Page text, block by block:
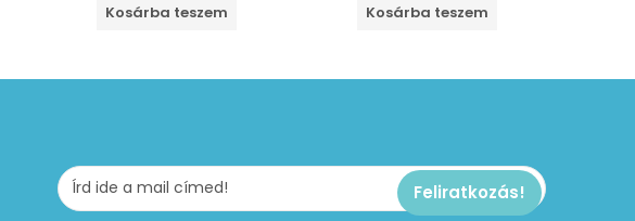
Kosárba teszem Kosárba teszem